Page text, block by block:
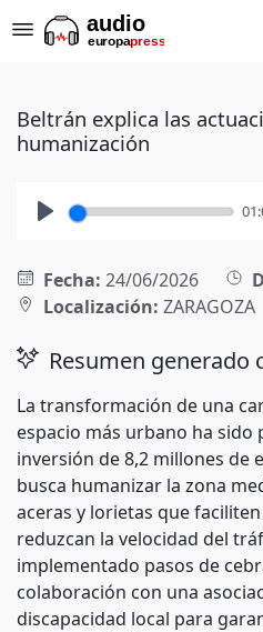
Beltrán explica las
humanización
Fecha: 24/06/2026
Localización: ZARAGOZA
Resumen generado
La transformación de una
espacio más urbano ha sido
inversión de 8,2 millones de
busca humanizar la zona
aceras y lorietas que
reduzcan la velocidad del
implementado pasos de
colaboración con una
discapacidad local para